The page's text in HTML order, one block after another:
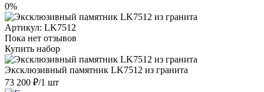
0%
Артикул: LK7512
Пока нет отзывов
Купить набор
Эксклюзивный памятник LK7512 из гранита
73 200 ₽/1 шт